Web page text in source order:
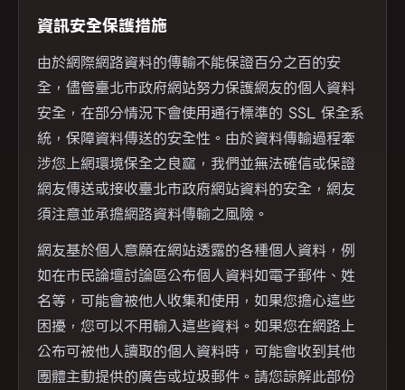
資訊安全保護措施
由於網際網路資料的傳輸不能保證百分之百的安
全，儘管臺北市政府網站努力保護網友的個人資料
安全，在部分情況下會使用通行標準的 SSL 保全系
統，保障資料傳送的安全性。由於資料傳輸過程牽
涉您上網環境保全之良窳，我們並無法確信或保證
網友傳送或接收臺北市政府網站資料的安全，網友
須注意並承擔網路資料傳輸之風險。
網友基於個人意願在網站透露的各種個人資料，例
如在市民論壇討論區公布個人資料如電子郵件、姓
名等，可能會被他人收集和使用，如果您擔心這些
困擾，您可以不用輸入這些資料。如果您在網路上
公布可被他人讀取的個人資料時，可能會收到其他
團體主動提供的廣告或垃圾郵件。請您諒解此部份